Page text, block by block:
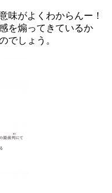
味がよくわからんー！
を煽ってきているか
でしょう。